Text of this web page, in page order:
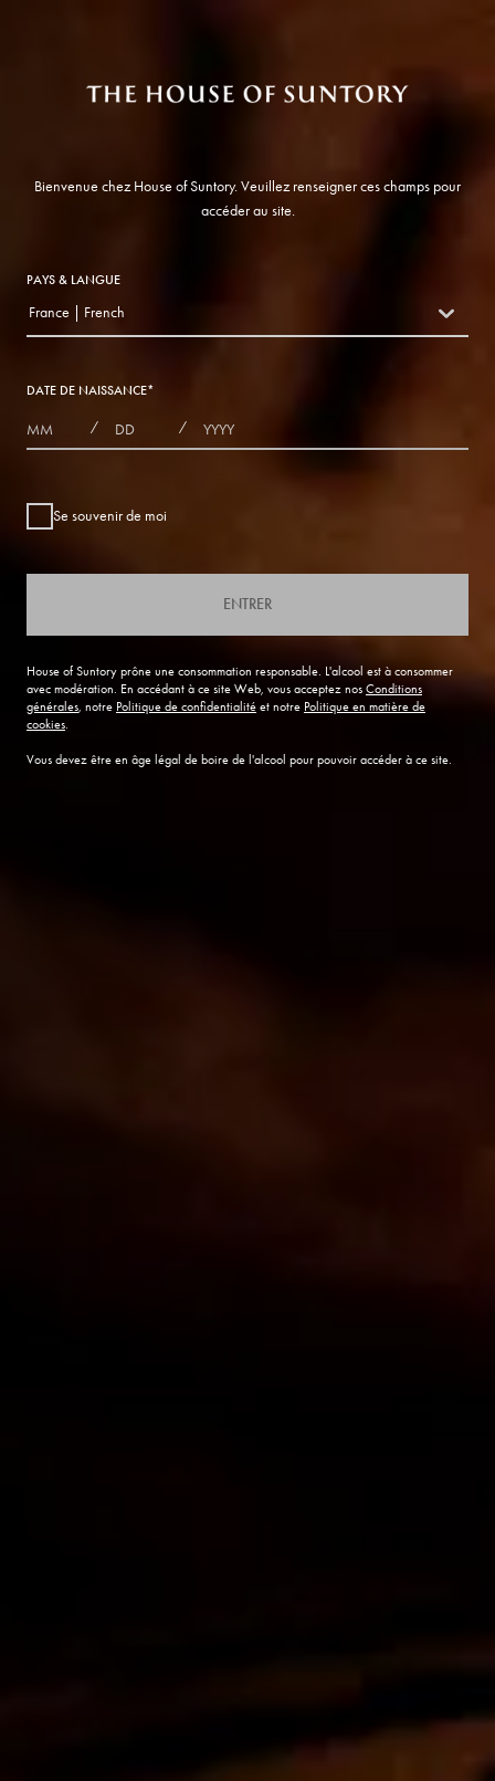
Bienvenue chez House of Suntory. Veuillez renseigner ces champs pour
accéder au site.
PAYS & LANGUE
countryDropdown
France | French
DATE DE NAISSANCE*
MONTHS
/ DAYS / YEAR
Se souvenir de moi
ENTRER
House of Suntory prône une consommation responsable. L'alcool est à consommer
avec modération. En accédant à ce site Web, vous acceptez nos Conditions
générales, notre Politique de confidentialité et notre Politique en matière de
cookies.
Vous devez être en âge légal de boire de l'alcool pour pouvoir accéder à ce site.